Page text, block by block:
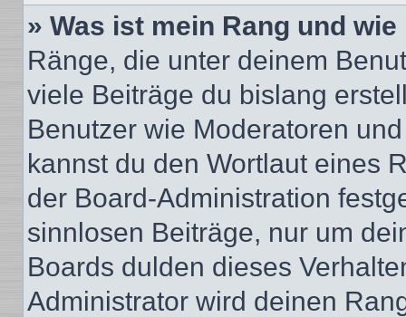
» Was ist mein Rang und
Ränge, die unter deinem
viele Beiträge du bislang
Benutzer wie Moderatoren
kannst du den Wortlaut eines
der Board-Administration
sinnlosen Beiträge, nur um
Boards dulden dieses
Administrator wird deinen